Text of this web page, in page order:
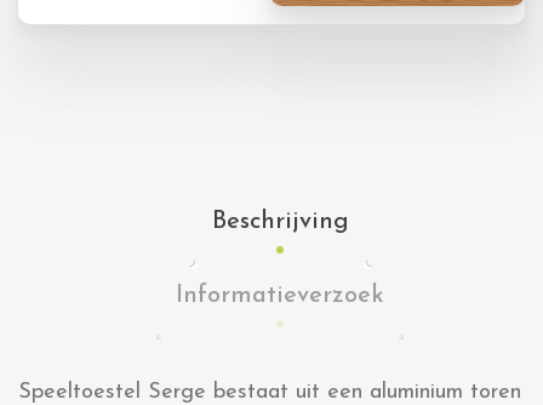
Beschrijving
Informatieverzoek
Speeltoestel Serge bestaat uit een aluminium toren